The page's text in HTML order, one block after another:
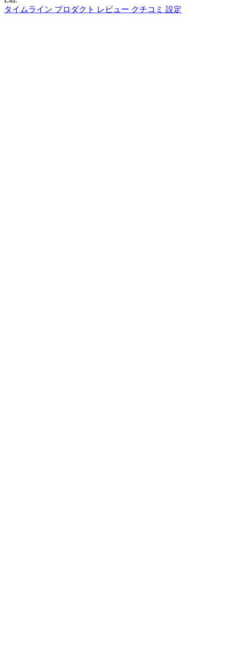
タイムライン プロダクト レビュー クチコミ 設定